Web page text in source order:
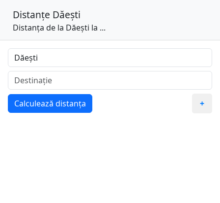
Distanțe Dăești
Distanța de la Dăești la ...
Calculează distanța +